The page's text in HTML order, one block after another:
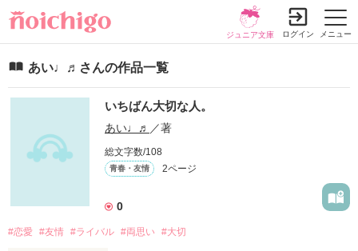
メニュー
ジュニア文庫 ログイン
あい♩♬さんの作品一覧
いちばん大切な人。
あい♩♬ ／著
総文字数/108
青春・友情 2ページ
0
#恋愛 #友情 #ライバル #両思い #大切